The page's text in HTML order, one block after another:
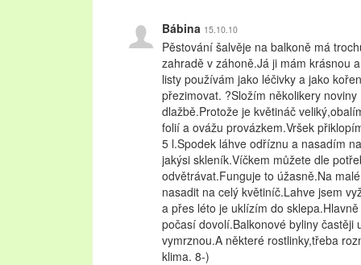
Bábina 15.10.10
Pěstování šalvěje na balkoně má
zahradě v záhoně.Já ji mám krásnou
listy používám jako léčivky a jako
přezimovat. ?Složím několikery
dlažbě.Protože je květináč
folií a ovážu provázkem.Vršek
5 l.Spodek láhve odříznu a nasadím
jakýsi skleník.Víčkem můžete dle
odvětrávat.Funguje to úžasně.Na
nasadit na celý květiníč.Lahve jsem
a přes léto je uklízím do
počasí dovolí.Balkonové byliny častěji
vymrznou.A některé rostlinky,třeba
klima. 8-)